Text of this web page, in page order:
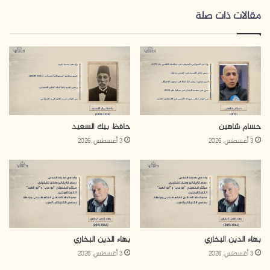
كان النبيه من مؤسسي مشروع (FUWant) وهو من أوائل
المنصات العربية للعمل الحر، وقد عمل فيه بين عامي (2010-
2011)، وشكل هذا المشروع تجربة رائدة في مجال ريادة الأعمال
School Network) بين عامي (2011-2012)، وانتقل للعمل
2014)، وعمل في شركة Media Town PS في غزة، التي
ساهمت في صناعة عدة أفلام مرتبطة بالقضية الفلسطينية،
ومدربًا في جمعية نوى للثقافة والفنون، ومساهمًا في برامج
التدريب وبناء القدرات خاصة للعاملين، وعمل أيضًا مهندسًا في
شركة Alpha Southeast Asia بين عامي (2020- 2023).
ارتبط مهنيًا ببلدية مدينة غزة عام 2016، حيث شغل منصب
مقالات ذات صلة
حسام شاهين
3 أغسطس، 2026
حافظ بيك السعيد
3 أغسطس، 2026
بهاء الدين البخاري
3 أغسطس، 2026
بهاء الدين البخاري
3 أغسطس، 2026